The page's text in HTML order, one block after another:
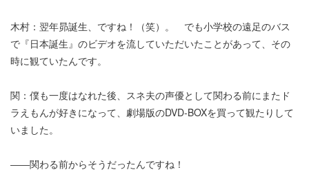
木村：翌年昴誕生、ですね！（笑）。 でも小学校の遠足のバス
で『日本誕生』のビデオを流していただいたことがあって、その
時に観ていたんです。
関：僕も一度はなれた後、スネ夫の声優として関わる前にまたド
ラえもんが好きになって、劇場版のDVD-BOXを買って観たりして
いました。
――関わる前からそうだったんですね！